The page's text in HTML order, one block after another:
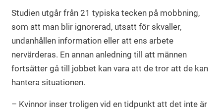
Studien utgår från 21 typiska tecken på mobbning,
som att man blir ignorerad, utsatt för skvaller,
undanhållen information eller att ens arbete
nervärderas. En annan anledning till att männen
fortsätter gå till jobbet kan vara att de tror att de kan
hantera situationen.
– Kvinnor inser troligen vid en tidpunkt att det inte är